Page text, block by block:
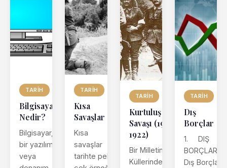
TARIH
Bilgisayar
Nedir?
Bilgisayar,
bir yazılım
veya
TARIH
Kısa
Savaşlar
Kısa
savaşlar
tarihte pek
TARIH
Kurtuluş
Savaşı (1919–
1922)
Bir Milletin
Küllerinden
TARIH
Dış
Borçlar
1. DIŞ
BORÇLAR
Dış Borçlar